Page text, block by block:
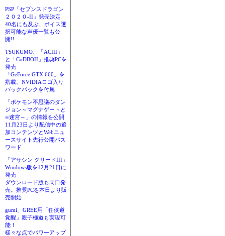
PSP「セブンスドラゴン
２０２０-II」発売決定
40名にも及ぶ、ボイス選
択可能な声優一覧も公
開!!
TSUKUMO、「ACIII」
と「CoDBOII」推奨PCを
発売
「GeForce GTX 660」を
搭載。NVIDIAロゴ入り
バックパックを付属
「ポケモン不思議のダン
ジョン～マグナゲートと
∞迷宮～」の情報を公開
11月23日より配信中の追
加コンテンツとWebニュ
ースサイト先行公開パス
ワード
「アサシン クリードIII」
Windows版を12月21日に
発売
ダウンロード版も同日発
売。推奨PCを本日より販
売開始
gumi、GREE用「任侠道
覚醒」親子極道も実現可
能！
様々な点でパワーアップ